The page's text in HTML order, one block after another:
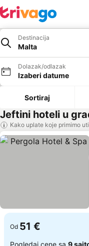
Destinacija
Malta
Dolazak/odlazak
Izaberi datume
Sortiraj
Jeftini hoteli u
Kako uplate koje primimo
Od 51 €
Pogledaj cene sa 9